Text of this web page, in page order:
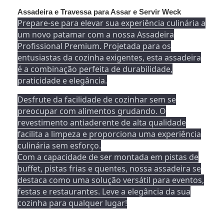
Assadeira e Travessa para Assar e Servir Weck
Prepare-se para elevar sua experiência culinária a
um novo patamar com a nossa Assadeira
Profissional Premium. Projetada para os
entusiastas da cozinha exigentes, esta assadeira
é a combinação perfeita de durabilidade,
praticidade e elegância.
Desfrute da facilidade de cozinhar sem se
preocupar com alimentos grudando. O
revestimento antiaderente de alta qualidade
facilita a limpeza e proporciona uma experiência
culinária sem esforço.
Com a capacidade de ser montada em pistas de
buffet, pistas frias e quentes, nossa assadeira se
destaca como uma solução versátil para eventos,
festas e restaurantes. Leve a elegância da sua
cozinha para qualquer lugar!